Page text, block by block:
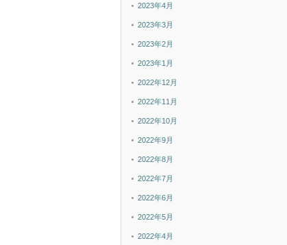
2023年4月
2023年3月
2023年2月
2023年1月
2022年12月
2022年11月
2022年10月
2022年9月
2022年8月
2022年7月
2022年6月
2022年5月
2022年4月